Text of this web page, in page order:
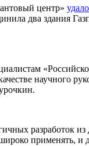
центр»
два здания
научного
разработок
применять, и